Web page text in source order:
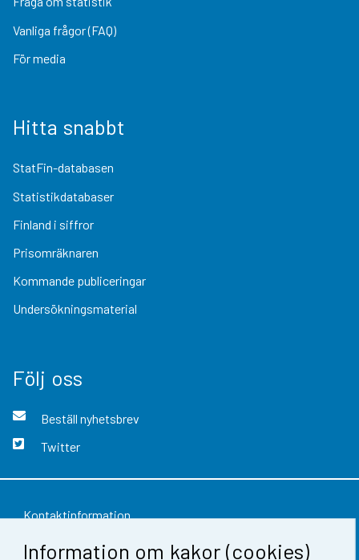
Information om kakor (cookies)
Vanliga frågor (FAQ)
För media
Hitta snabbt
StatFin-databasen
Statistikdatabaser
Finland i siffror
Prisomräknaren
Kommande publiceringar
Undersökningsmaterial
Följ oss
Beställ nyhetsbrev
Twitter
Kontaktinformation
Respons